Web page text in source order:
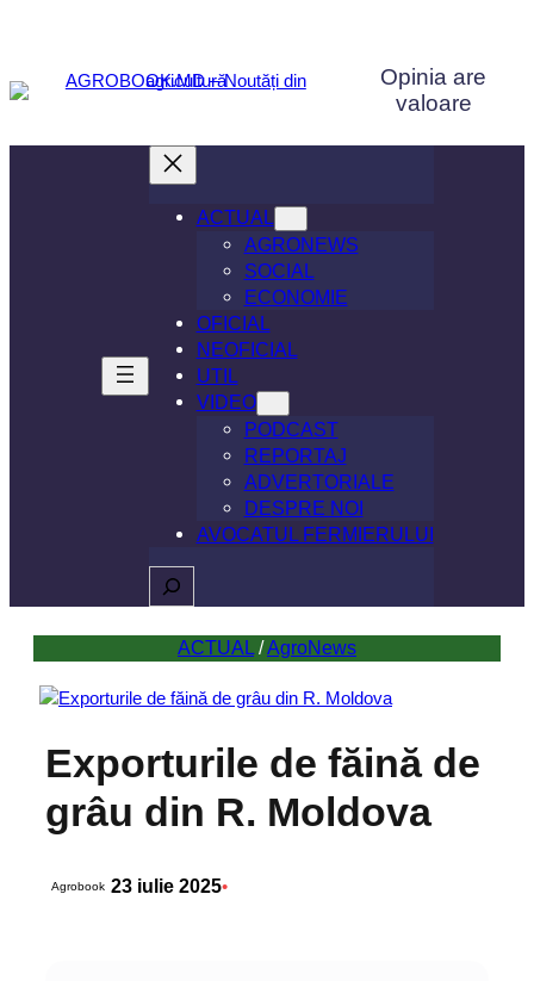
conținut
Opinia are
valoare
ACTUAL
AGRONEWS
SOCIAL
ECONOMIE
OFICIAL
NEOFICIAL
UTIL
VIDEO
PODCAST
REPORTAJ
ADVERTORIALE
DESPRE NOI
AVOCATUL FERMIERULUI
Caută
ACTUAL / AgroNews
Exporturile de făină de
grâu din R. Moldova
Agrobook 23 iulie 2025•